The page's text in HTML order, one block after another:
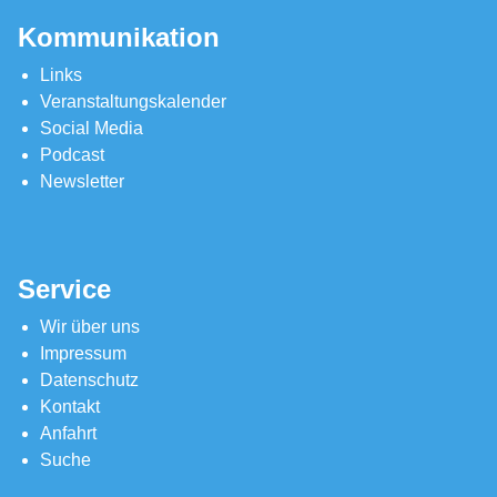
Kommunikation
Links
Veranstaltungskalender
Social Media
Podcast
Newsletter
Service
Wir über uns
Impressum
Datenschutz
Kontakt
Anfahrt
Suche